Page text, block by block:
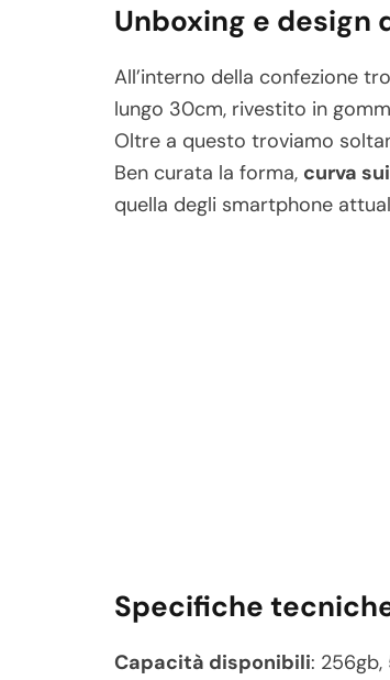
Unboxing e design
All’interno della confezione
lungo 30cm, rivestito in
Oltre a questo troviamo
Ben curata la forma, curva
quella degli smartphone
Specifiche
Capacità disponibili: 256gb,